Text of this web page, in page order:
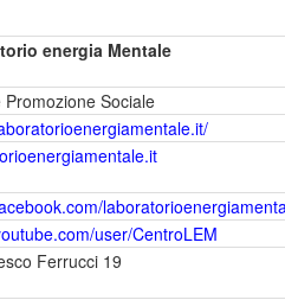
energia Mentale
Promozione Sociale
user/CentroLEM
Ferrucci 19